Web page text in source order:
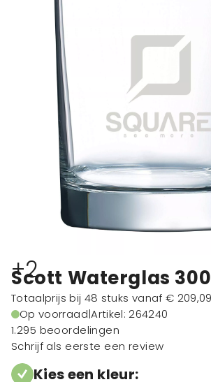
+2
Scott Waterglas
Totaalprijs bij 48 stuks vanaf € 209,09
Op voorraad|Artikel: 264240
1.295 beoordelingen
Schrijf als eerste een review
Kies een kleur: